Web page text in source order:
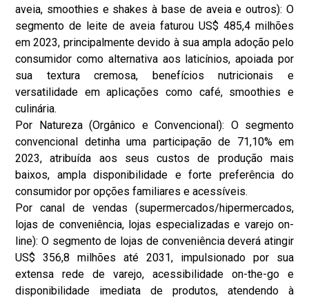
aveia, smoothies e shakes à base de aveia e outros): O
segmento de leite de aveia faturou US$ 485,4 milhões
em 2023, principalmente devido à sua ampla adoção pelo
consumidor como alternativa aos laticínios, apoiada por
sua textura cremosa, benefícios nutricionais e
versatilidade em aplicações como café, smoothies e
culinária.
Por Natureza (Orgânico e Convencional): O segmento
convencional detinha uma participação de 71,10% em
2023, atribuída aos seus custos de produção mais
baixos, ampla disponibilidade e forte preferência do
consumidor por opções familiares e acessíveis.
Por canal de vendas (supermercados/hipermercados,
lojas de conveniência, lojas especializadas e varejo on-
line): O segmento de lojas de conveniência deverá atingir
US$ 356,8 milhões até 2031, impulsionado por sua
extensa rede de varejo, acessibilidade on-the-go e
disponibilidade imediata de produtos, atendendo à